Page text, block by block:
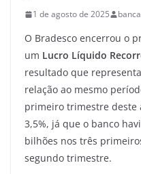
1 de agosto de 2025
O Bradesco encerrou o
um Lucro Líquido
resultado que
relação ao mesmo
primeiro trimestre deste
3,5%, já que o banco
bilhões nos três
segundo trimestre.